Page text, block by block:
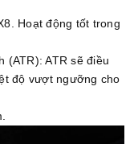
Hoạt động tốt trong
(ATR): ATR sẽ điều
độ vượt ngưỡng cho